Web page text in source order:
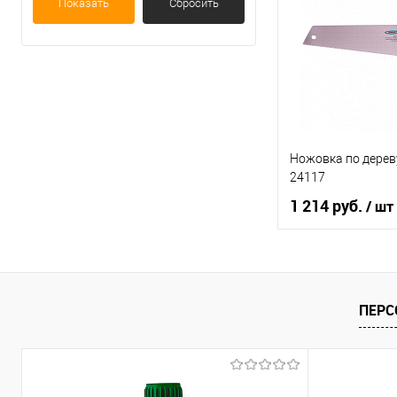
Показать Сбросить
В список
Ножовка по
24117
1 214 руб. / шт
Купить в 1 клик